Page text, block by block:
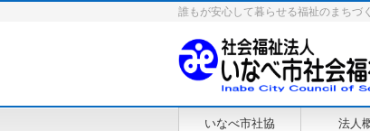
誰もが安心して暮らせる福祉のまちづ
いなべ市社協 法人